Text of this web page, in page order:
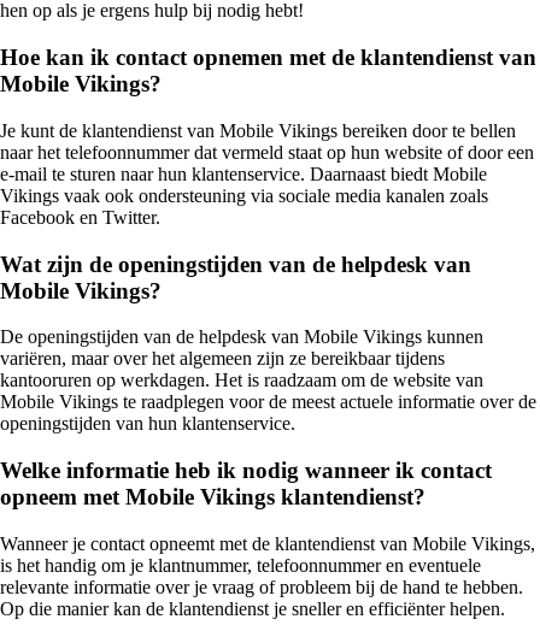
hen op als je ergens hulp bij nodig hebt!
Hoe kan ik contact opnemen met de klantendienst van
Mobile Vikings?
Je kunt de klantendienst van Mobile Vikings bereiken door te bellen
naar het telefoonnummer dat vermeld staat op hun website of door een
e-mail te sturen naar hun klantenservice. Daarnaast biedt Mobile
Vikings vaak ook ondersteuning via sociale media kanalen zoals
Facebook en Twitter.
Wat zijn de openingstijden van de helpdesk van
Mobile Vikings?
De openingstijden van de helpdesk van Mobile Vikings kunnen
variëren, maar over het algemeen zijn ze bereikbaar tijdens
kantooruren op werkdagen. Het is raadzaam om de website van
Mobile Vikings te raadplegen voor de meest actuele informatie over de
openingstijden van hun klantenservice.
Welke informatie heb ik nodig wanneer ik contact
opneem met Mobile Vikings klantendienst?
Wanneer je contact opneemt met de klantendienst van Mobile Vikings,
is het handig om je klantnummer, telefoonnummer en eventuele
relevante informatie over je vraag of probleem bij de hand te hebben.
Op die manier kan de klantendienst je sneller en efficiënter helpen.